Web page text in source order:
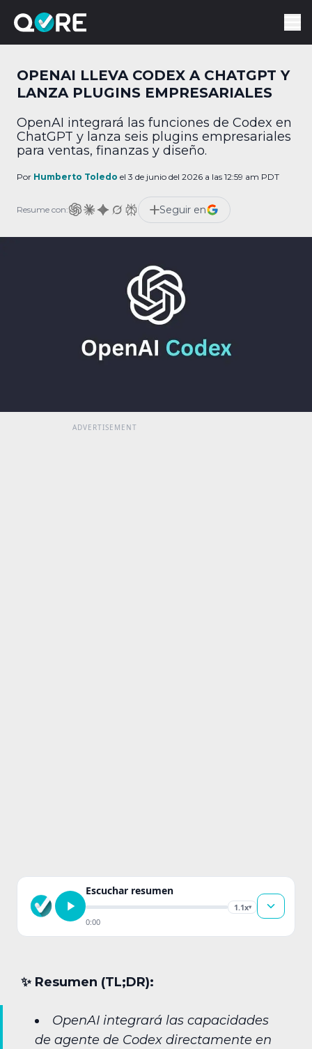
OPENAI LLEVA CODEX A CHATGPT Y
LANZA PLUGINS EMPRESARIALES
OpenAI integrará las funciones de Codex en
ChatGPT y lanza seis plugins empresariales
para ventas, finanzas y diseño.
Por Humberto Toledo el 3 de junio del 2026 a las 12:59 am PDT
Resume con: Seguir en
Escuchar resumen
1.1x▾
0:00
✨︎ Resumen (TL;DR):
OpenAI integrará las capacidades
de agente de Codex directamente en